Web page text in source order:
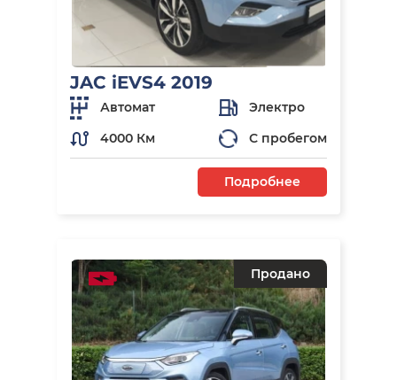
JAC iEVS4 2019
Автомат
Электро
4000 Км
С пробегом
Подробнее
Продано